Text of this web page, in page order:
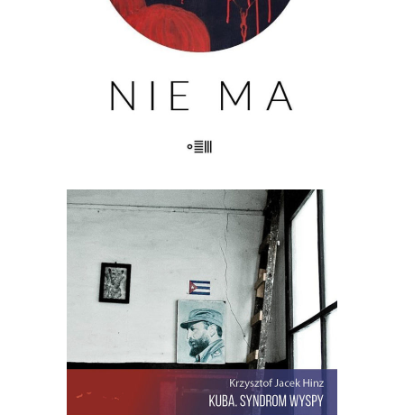
ma grobu. Nie ma siostry. Nie […]
46.00 23.00zł
KSIĄŻKA DO KOSZYKA
[EBOOK] Krzysztof Jacek Hinz –
KUBA. SYNDROM WYSPY
Krzysztof Jacek Hinz rozpoczyna swoją
opowieść o Kubie w dniu, w którym
obudził go telewizyjny komunikat, że
oto został wrogiem rewolucji.
Paszkwilancki wstępniak o polskim
dyplomacie napisał w „Granmie” sam